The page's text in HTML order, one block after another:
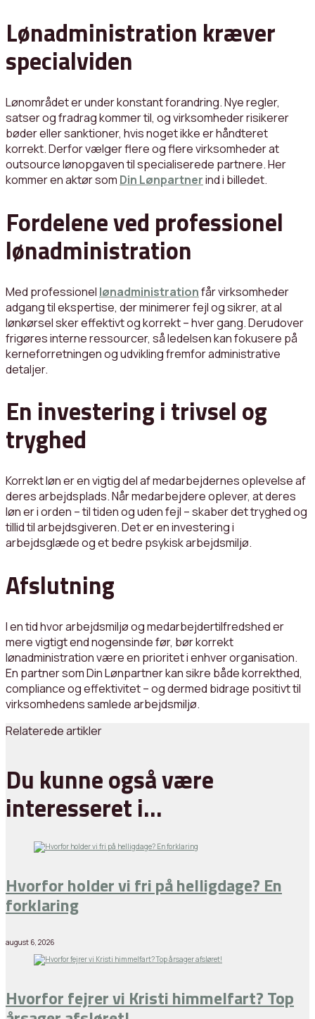
Lønadministration kræver
specialviden
Lønområdet er under konstant forandring. Nye regler,
satser og fradrag kommer til, og virksomheder risikerer
bøder eller sanktioner, hvis noget ikke er håndteret
korrekt. Derfor vælger flere og flere virksomheder at
outsource lønopgaven til specialiserede partnere. Her
kommer en aktør som Din Lønpartnerind i billedet.
Fordelene ved professionel
lønadministration
Med professionel lønadministrationfår virksomheder
adgang til ekspertise, der minimerer fejl og sikrer, at al
lønkørsel sker effektivt og korrekt – hver gang. Derudover
frigøres interne ressourcer, så ledelsen kan fokusere på
kerneforretningen og udvikling fremfor administrative
detaljer.
En investering i trivsel og
tryghed
Korrekt løn er en vigtig del af medarbejdernes oplevelse af
deres arbejdsplads. Når medarbejdere oplever, at deres
løn er i orden – til tiden og uden fejl – skaber det tryghed og
tillid til arbejdsgiveren. Det er en investering i
arbejdsglæde og et bedre psykisk arbejdsmiljø.
Afslutning
I en tid hvor arbejdsmiljø og medarbejdertilfredshed er
mere vigtigt end nogensinde før, bør korrekt
lønadministration være en prioritet i enhver organisation.
En partner som Din Lønpartner kan sikre både korrekthed,
compliance og effektivitet – og dermed bidrage positivt til
virksomhedens samlede arbejdsmiljø.
Relaterede artikler
Du kunne også være
interesseret i…
Hvorfor holder vi fri på helligdage? En
forklaring
august 6, 2026
Hvorfor fejrer vi Kristi himmelfart? Top